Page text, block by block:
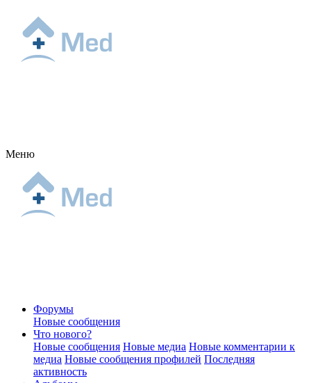
Меню
Форумы
Новые сообщения
Что нового?
Новые сообщения Новые медиа Новые комментарии к
медиа Новые сообщения профилей Последняя
активность